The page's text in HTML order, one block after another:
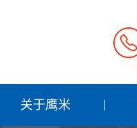
关于鹰米